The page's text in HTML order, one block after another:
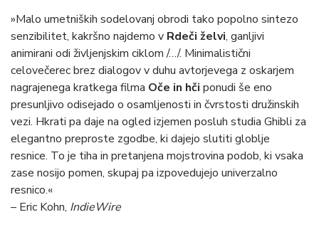
»Malo umetniških sodelovanj obrodi tako popolno sintezo
senzibilitet, kakršno najdemo v Rdeči želvi, ganljivi
animirani odi življenjskim ciklom /…/. Minimalistični
celovečerec brez dialogov v duhu avtorjevega z oskarjem
nagrajenega kratkega filma Oče in hči ponudi še eno
presunljivo odisejado o osamljenosti in čvrstosti družinskih
vezi. Hkrati pa daje na ogled izjemen posluh studia Ghibli za
elegantno preproste zgodbe, ki dajejo slutiti globlje
resnice. To je tiha in pretanjena mojstrovina podob, ki vsaka
zase nosijo pomen, skupaj pa izpovedujejo univerzalno
resnico.«
– Eric Kohn, IndieWire